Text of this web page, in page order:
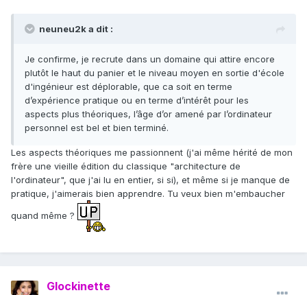
neuneu2k a dit :
Je confirme, je recrute dans un domaine qui attire encore
plutôt le haut du panier et le niveau moyen en sortie d'école
d'ingénieur est déplorable, que ca soit en terme
d’expérience pratique ou en terme d’intérêt pour les
aspects plus théoriques, l’âge d’or amené par l’ordinateur
personnel est bel et bien terminé.
Les aspects théoriques me passionnent (j'ai même hérité de mon
frère une vieille édition du classique "architecture de
l'ordinateur", que j'ai lu en entier, si si), et même si je manque de
pratique, j'aimerais bien apprendre. Tu veux bien m'embaucher
quand même ?
Glockinette